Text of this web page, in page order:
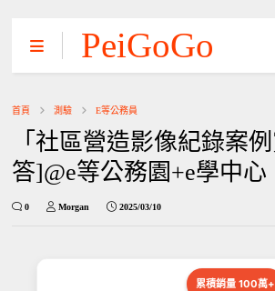
PeiGoGo
首頁 測驗 E等公務員
「社區營造影像紀錄案
答]@e等公務園+e學中心
0 Morgan 2025/03/10
累積銷量 100萬+